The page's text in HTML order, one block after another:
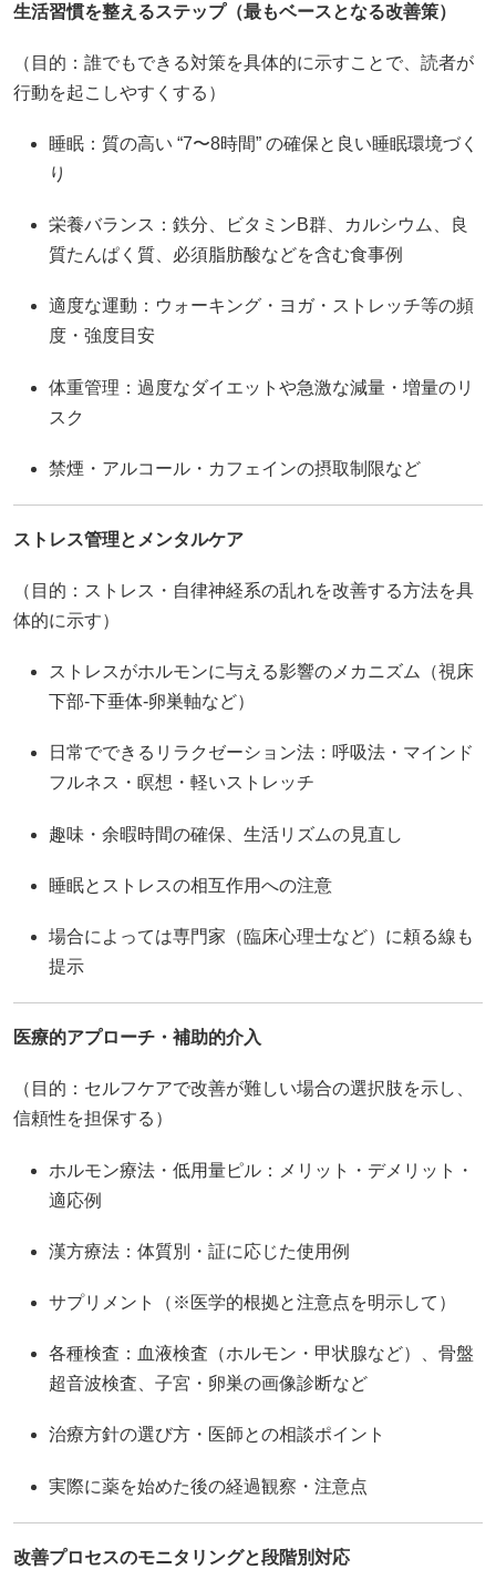
生活習慣を整えるステップ（最もベースとなる改善策）
（目的：誰でもできる対策を具体的に示すことで、読者が
行動を起こしやすくする）
睡眠：質の高い “7〜8時間” の確保と良い睡眠環境づく
り
栄養バランス：鉄分、ビタミンB群、カルシウム、良
質たんぱく質、必須脂肪酸などを含む食事例
適度な運動：ウォーキング・ヨガ・ストレッチ等の頻
度・強度目安
体重管理：過度なダイエットや急激な減量・増量のリ
スク
禁煙・アルコール・カフェインの摂取制限など
ストレス管理とメンタルケア
（目的：ストレス・自律神経系の乱れを改善する方法を具
体的に示す）
ストレスがホルモンに与える影響のメカニズム（視床
下部‐下垂体‐卵巣軸など）
日常でできるリラクゼーション法：呼吸法・マインド
フルネス・瞑想・軽いストレッチ
趣味・余暇時間の確保、生活リズムの見直し
睡眠とストレスの相互作用への注意
場合によっては専門家（臨床心理士など）に頼る線も
提示
医療的アプローチ・補助的介入
（目的：セルフケアで改善が難しい場合の選択肢を示し、
信頼性を担保する）
ホルモン療法・低用量ピル：メリット・デメリット・
適応例
漢方療法：体質別・証に応じた使用例
サプリメント（※医学的根拠と注意点を明示して）
各種検査：血液検査（ホルモン・甲状腺など）、骨盤
超音波検査、子宮・卵巣の画像診断など
治療方針の選び方・医師との相談ポイント
実際に薬を始めた後の経過観察・注意点
改善プロセスのモニタリングと段階別対応